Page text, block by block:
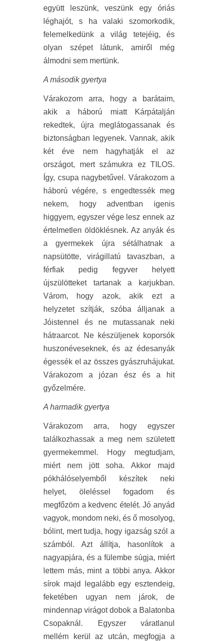
együtt leszünk, veszünk egy óriás
léghajót, s ha valaki szomorkodik,
felemelkedünk a világ tetejéig, és
olyan szépet látunk, amiről még
álmodni sem mertünk.
A második gyertya
Várakozom arra, hogy a barátaim,
akik a háború miatt Kárpátalján
rekedtek, újra meglátogassanak és
biztonságban legyenek. Vannak, akik
két éve nem hagyhatják el az
országot, mert számukra ez TILOS.
Így, csupa nagybetűvel. Várakozom a
háború végére, s engedtessék meg
nekem, hogy adventban igenis
higgyem, egyszer vége lesz ennek az
értelmetlen öldöklésnek. Az anyák és
a gyermekek újra sétálhatnak a
napsütötte, virágillatú tavaszban, a
férfiak pedig fegyver helyett
újszülötteket tartanak a karjukban.
Várom, hogy azok, akik ezt a
helyzetet szítják, szóba álljanak a
Jóistennel és ne mutassanak neki
hátraarcot. Ne készüljenek koporsók
huszonéveseknek, és az édesanyák
égessék el az összes gyászruhájukat.
Várakozom a józan ész és a hit
győzelmére.
A harmadik gyertya
Várakozom arra, hogy egyszer
találkozhassak a meg nem született
gyermekemmel. Hogy megtudjam,
miért nem jött soha. Akkor majd
pókhálóselyemből készítek neki
helyet, öleléssel fogadom és
megfőzöm a kedvenc ételét. Jó anyád
vagyok, mondom neki, és ő mosolyog,
bólint, mert tudja, hogy igazság szól a
számból. Azt állítja, hasonlítok a
nagyapjára, és a fülembe súgja, miért
lettem más, mint a többi anya. Akkor
sírok majd legalább egy esztendeig,
feketében ugyan nem járok, de
mindennap virágot dobok a Balatonba
Csopaknál. Egyszer váratlanul
mellém kerül az utcán, megfogja a